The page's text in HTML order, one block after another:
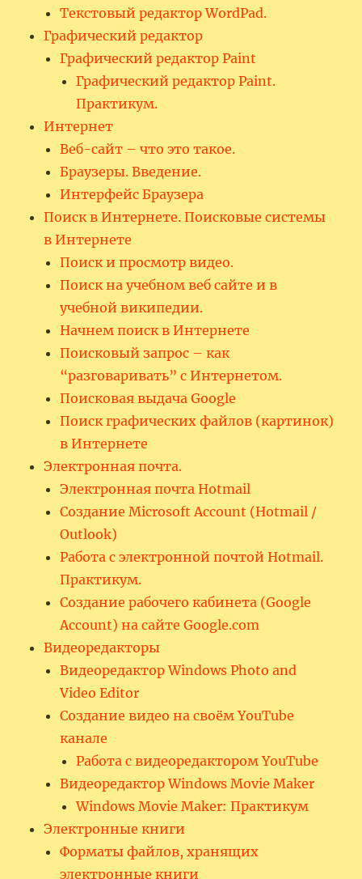
Текстовый редактор WordPad.
Графический редактор
Графический редактор Paint
Графический редактор Paint.
Практикум.
Интернет
Веб-сайт – что это такое.
Браузеры. Введение.
Интерфейс Браузера
Поиск в Интернете. Поисковые системы
в Интернете
Поиск и просмотр видео.
Поиск на учебном веб сайте и в
учебной википедии.
Начнем поиск в Интернете
Поисковый запрос – как
“разговаривать” с Интернетом.
Поисковая выдача Google
Поиск графических файлов (картинок)
в Интернете
Электронная почта.
Электронная почта Hotmail
Создание Microsoft Account (Hotmail /
Outlook)
Работа с электронной почтой Hotmail.
Практикум.
Создание рабочего кабинета (Google
Account) на сайте Google.com
Видеоредакторы
Видеоредактор Windows Photo and
Video Editor
Создание видео на своём YouTube
канале
Работа с видеоредактором YouTube
Видеоредактор Windows Movie Maker
Windows Movie Maker: Практикум
Электронные книги
Форматы файлов, хранящих
электронные книги